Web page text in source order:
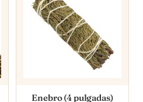
Enebro (4 pulgadas)